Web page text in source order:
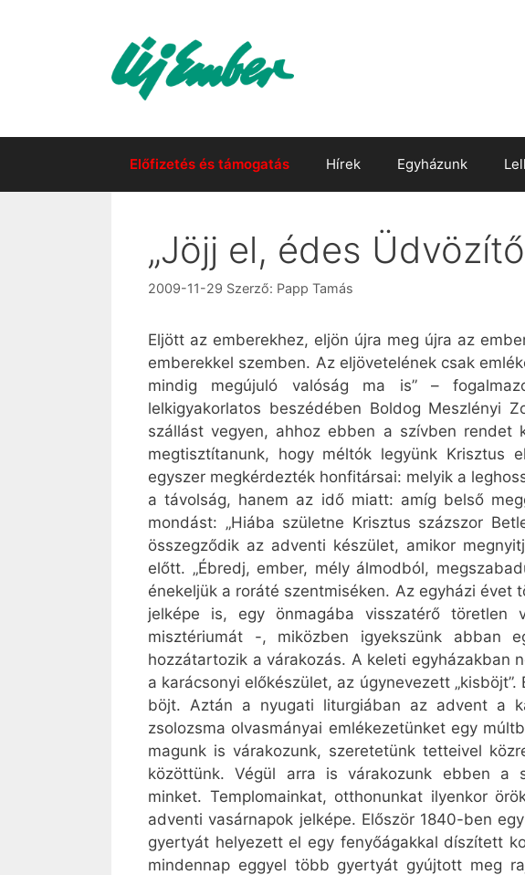
Előfizetés és támogatás Hírek Egyházunk
„Jöjj el, édes
2009-11-29 Szerző: Papp Tamás
Eljött az emberekhez, eljön újra meg újra az
emberekkel szemben. Az eljövetelének csak
mindig megújuló valóság ma is” –
lelkigyakorlatos beszédében Boldog Meszlényi
szállást vegyen, ahhoz ebben a szívben rendet
megtisztítanunk, hogy méltók legyünk Krisztus
egyszer megkérdezték honfitársai: melyik a
a távolság, hanem az idő miatt: amíg belső
mondást: „Hiába születne Krisztus százszor
összegződik az adventi készület, amikor
előtt. „Ébredj, ember, mély álmodból,
énekeljük a roráté szentmiséken. Az egyházi évet
jelképe is, egy önmagába visszatérő
misztériumát -, miközben igyekszünk abban
hozzátartozik a várakozás. A keleti egyházakban
a karácsonyi előkészület, az úgynevezett
böjt. Aztán a nyugati liturgiában az advent a
zsolozsma olvasmányai emlékezetünket egy
magunk is várakozunk, szeretetünk tetteivel
közöttünk. Végül arra is várakozunk ebben
minket. Templomainkat, otthonunkat ilyenkor
adventi vasárnapok jelképe. Először 1840-ben
gyertyát helyezett el egy fenyőágakkal díszített
mindennap eggyel több gyertyát gyújtott meg